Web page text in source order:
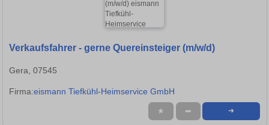
Verkaufsfahrer - gerne Quereinsteiger (m/w/d)
Gera, 07545
Firma:eismann Tiefkühl-Heimservice GmbH
★ ➦ ➜